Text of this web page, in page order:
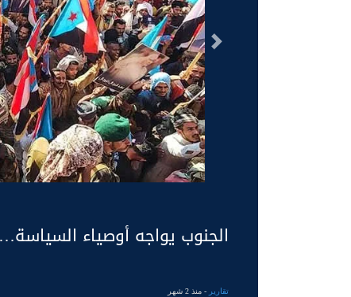
السابق
الجنوب يواجه أوصياء
تقارير - منذ 2 شهر